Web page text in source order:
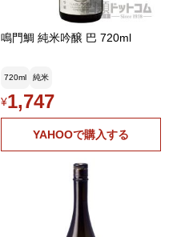
鳴門鯛 純米吟醸 巴 720ml
720ml 純米
¥1,747
YAHOOで購入する